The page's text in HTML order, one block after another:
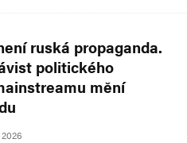
ruská propaganda.
politického
mění